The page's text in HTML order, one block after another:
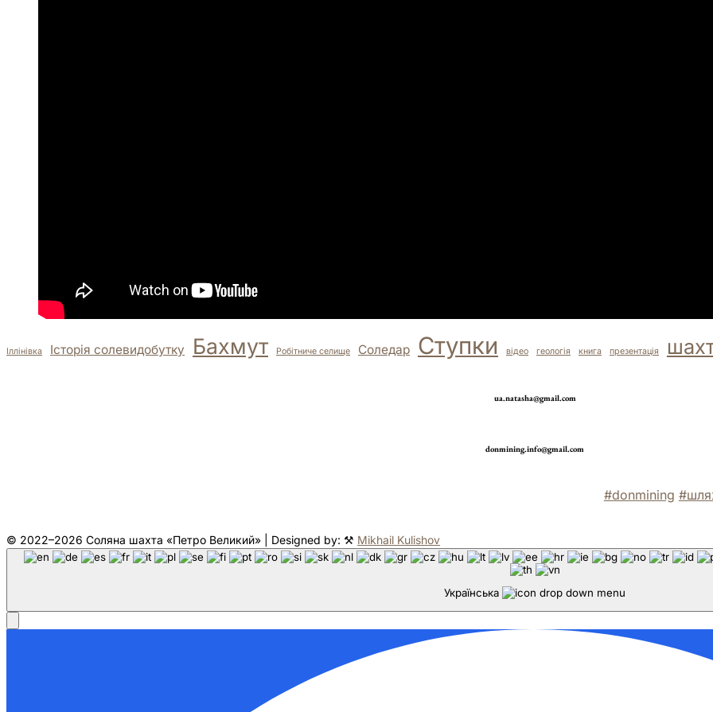
Іллінівка Історія солевидобутку Бахмут Робітниче селище Соледар Ступки відео геологія книга презентація
ua.natasha@gmail.com
donmining.info@gmail.com
#donmining
© 2022–2026 Соляна шахта «Петро Великий» | Designed by: ⚒ Mikhail Kulishov
Українська